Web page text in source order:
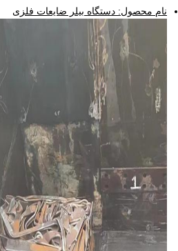
نام محصول: دستگاه بیلر ضایعات فلزی